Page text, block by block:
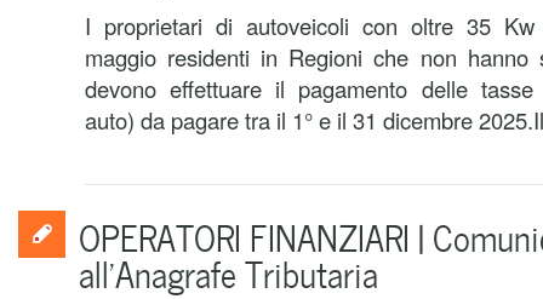
I proprietari di autoveicoli con oltre 35
maggio residenti in Regioni che non hanno
devono effettuare il pagamento delle tasse
auto) da pagare tra il 1° e il 31 dicembre
OPERATORI FINANZIARI |
all’Anagrafe Tributaria